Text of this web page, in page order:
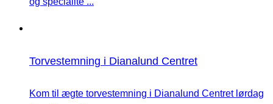
Torvestemning i Dianalund Centret
Kom til ægte torvestemning i Dianalund Centret lørdag